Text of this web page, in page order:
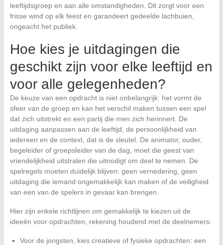
leeftijdsgroep en aan alle omstandigheden. Dit zorgt voor een
frisse wind op elk feest en garandeert gedeelde lachbuien,
ongeacht het publiek.
Hoe kies je uitdagingen die
geschikt zijn voor elke leeftijd en
voor alle gelegenheden?
De keuze van een opdracht is niet onbelangrijk: het vormt de
sfeer van de groep en kan het verschil maken tussen een spel
dat zich uitstrekt en een partij die men zich herinnert. De
uitdaging aanpassen aan de leeftijd, de persoonlijkheid van
iedereen en de context, dat is de sleutel. De animator, ouder,
begeleider of groepsleider van de dag, moet die geest van
vriendelijkheid uitstralen die uitnodigt om deel te nemen. De
spelregels moeten duidelijk blijven: geen vernedering, geen
uitdaging die iemand ongemakkelijk kan maken of de veiligheid
van een van de spelers in gevaar kan brengen.
Hier zijn enkele richtlijnen om gemakkelijk te kiezen uit de
ideeën voor opdrachten, rekening houdend met de deelnemers:
Voor de jongsten, kies creatieve of fysieke opdrachten: een